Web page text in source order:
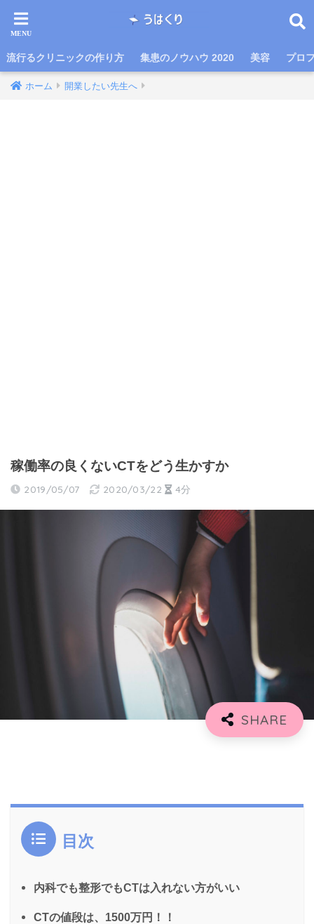
流行るクリニックの作り方 集患のノウハウ 2020 美容 プロ
ホーム 開業したい先生へ
稼働率の良くないCTをどう生かすか
2019/05/07 2020/03/22 4分
目次
内科でも整形でもCTは入れない方がいい
CTの値段は、1500万円！！